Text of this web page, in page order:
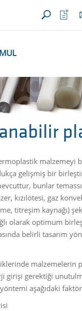
({{productCount}}İzleme
listeni
aç
malzemeyi
gelişmiş bir
bunlar
kızılötesi, gaz
titreşim kaynağı)
olarak optimum
belirli tasarım
malzemelerin
girişi gerektiği
aşağıdaki